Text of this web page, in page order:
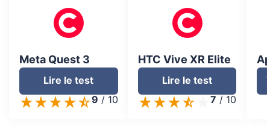
Meta Quest 3
Lire le test
9 / 10
HTC Vive XR Elite
Lire le test
7 / 10